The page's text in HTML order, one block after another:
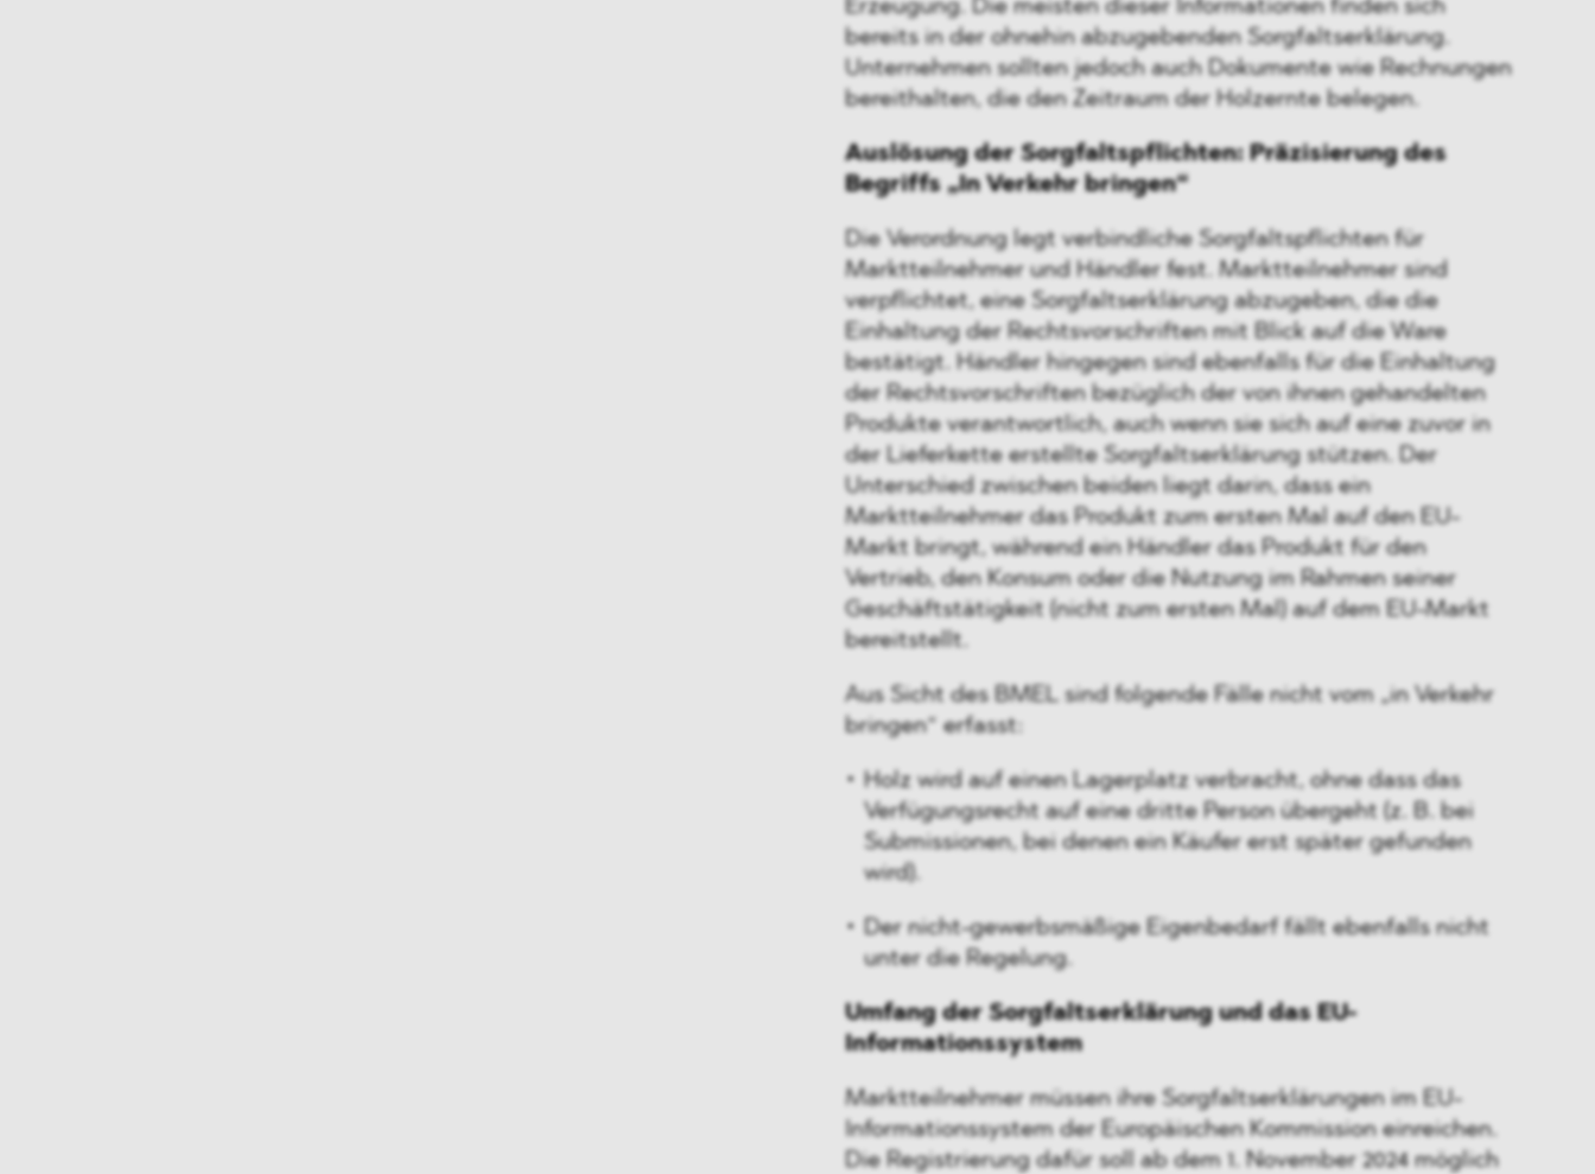
Erzeugung. Die meisten dieser Informationen finden sich
bereits in der ohnehin abzugebenden Sorgfaltserklärung.
Unternehmen sollten jedoch auch Dokumente wie Rechnungen
bereithalten, die den Zeitraum der Holzernte belegen.
Auslösung der Sorgfaltspflichten: Präzisierung des
Begriffs „In Verkehr bringen“
Die Verordnung legt verbindliche Sorgfaltspflichten für
Marktteilnehmer und Händler fest. Marktteilnehmer sind
verpflichtet, eine Sorgfaltserklärung abzugeben, die die
Einhaltung der Rechtsvorschriften mit Blick auf die Ware
bestätigt. Händler hingegen sind ebenfalls für die Einhaltung
der Rechtsvorschriften bezüglich der von ihnen gehandelten
Produkte verantwortlich, auch wenn sie sich auf eine zuvor in
der Lieferkette erstellte Sorgfaltserklärung stützen. Der
Unterschied zwischen beiden liegt darin, dass ein
Marktteilnehmer das Produkt zum ersten Mal auf den EU-
Markt bringt, während ein Händler das Produkt für den
Vertrieb, den Konsum oder die Nutzung im Rahmen seiner
Geschäftstätigkeit (nicht zum ersten Mal) auf dem EU-Markt
bereitstellt.
Aus Sicht des BMEL sind folgende Fälle nicht vom „in Verkehr
bringen“ erfasst:
Holz wird auf einen Lagerplatz verbracht, ohne dass das
Verfügungsrecht auf eine dritte Person übergeht (z. B. bei
Submissionen, bei denen ein Käufer erst später gefunden
wird).
Der nicht-gewerbsmäßige Eigenbedarf fällt ebenfalls nicht
unter die Regelung.
Umfang der Sorgfaltserklärung und das EU-
Informationssystem
Marktteilnehmer müssen ihre Sorgfaltserklärungen im EU-
Informationssystem der Europäischen Kommission einreichen.
Die Registrierung dafür soll ab dem 1. November 2024 möglich